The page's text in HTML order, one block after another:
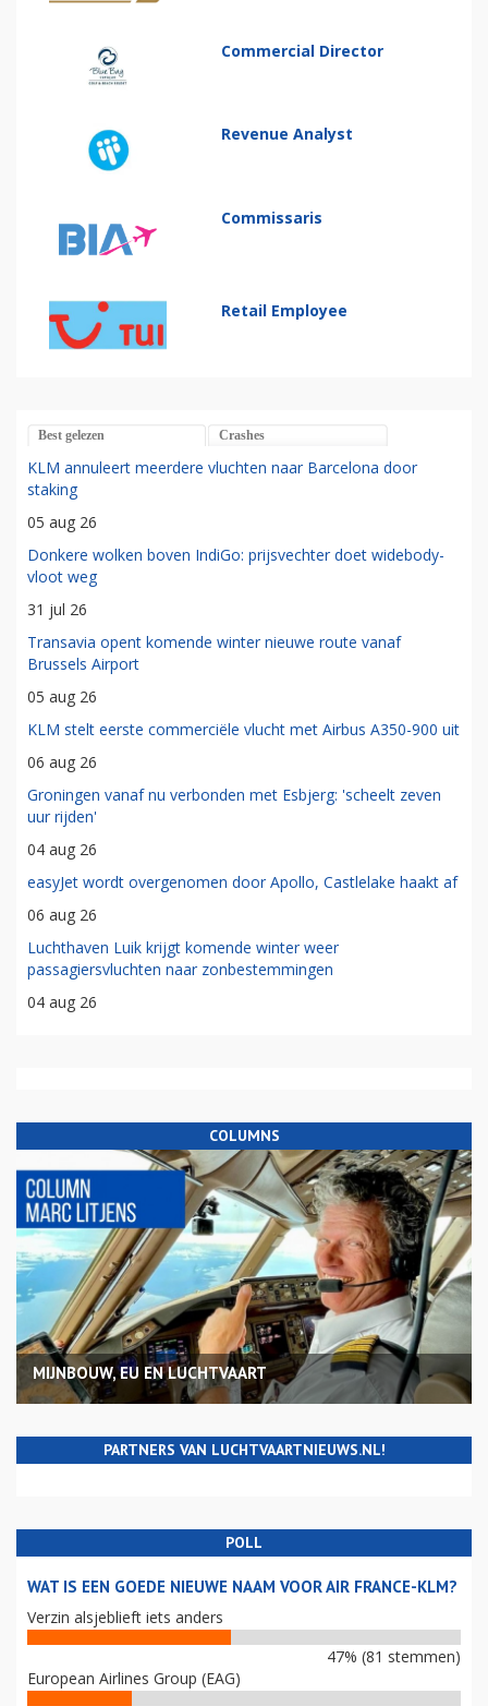
Commercial Director
Revenue Analyst
Commissaris
Retail Employee
Best gelezen Crashes
KLM annuleert meerdere vluchten naar Barcelona door
staking
05 aug 26
Donkere wolken boven IndiGo: prijsvechter doet widebody-
vloot weg
31 jul 26
Transavia opent komende winter nieuwe route vanaf
Brussels Airport
05 aug 26
KLM stelt eerste commerciële vlucht met Airbus A350-900 uit
06 aug 26
Groningen vanaf nu verbonden met Esbjerg: 'scheelt zeven
uur rijden'
04 aug 26
easyJet wordt overgenomen door Apollo, Castlelake haakt af
06 aug 26
Luchthaven Luik krijgt komende winter weer
passagiersvluchten naar zonbestemmingen
04 aug 26
COLUMNS
MIJNBOUW, EU EN LUCHTVAART
PARTNERS VAN LUCHTVAARTNIEUWS.NL!
POLL
WAT IS EEN GOEDE NIEUWE NAAM VOOR AIR FRANCE-KLM?
Verzin alsjeblieft iets anders
47% (81 stemmen)
European Airlines Group (EAG)